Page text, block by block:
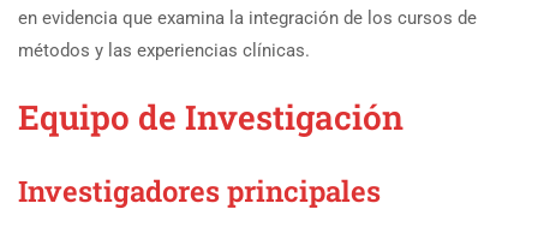
en evidencia que examina la integración de los cursos de
métodos y las experiencias clínicas.
Equipo de Investigación
Investigadores principales